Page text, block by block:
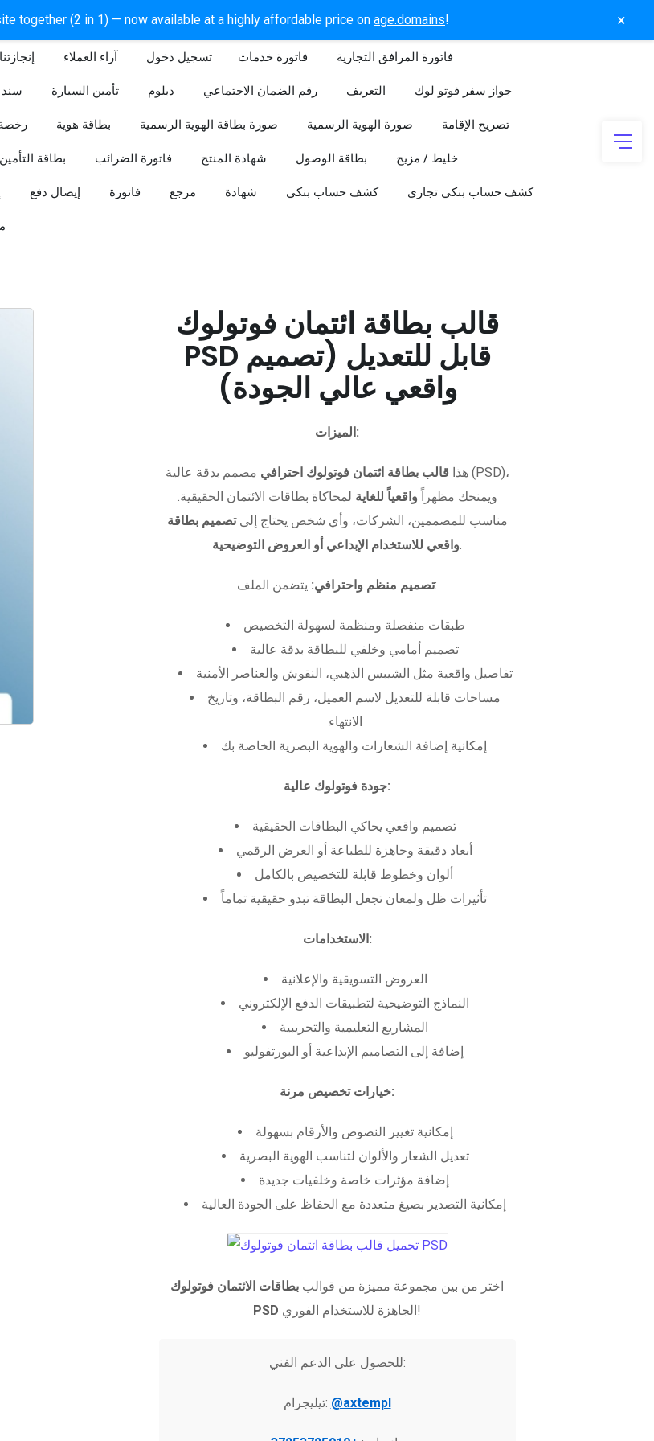
together (2 in 1) — now available at a highly affordable price on age.domains! ×
إنجازتنا آراء العملاء تسجيل دخول​ فاتورة خدمات فاتورة المرافق التجارية
سند تأمين السيارة دبلوم رقم الضمان الاجتماعي التعريف جواز سفر فوتو لوك
رخصة بطاقة هوية صورة بطاقة الهوية الرسمية صورة الهوية الرسمية تصريح الإقامة
بطاقة فاتورة الضرائب شهادة المنتج بطاقة الوصول خليط / مزيج
إيصال دفع فاتورة مرجع شهادة كشف حساب بنكي كشف حساب بنكي تجاري
قالب بطاقة ائتمان فوتولوك
PSD قابل للتعديل (تصميم
واقعي عالي الجودة)
الميزات:
هذا قالب بطاقة ائتمان فوتولوك احترافي مصمم بدقة عالية (PSD)،
ويمنحك مظهراً واقعياً للغاية لمحاكاة بطاقات الائتمان الحقيقية.
مناسب للمصممين، الشركات، وأي شخص يحتاج إلىتصميم بطاقة
واقعي للاستخدام الإبداعي أو العروض التوضيحية.
تصميم منظم واحترافي:يتضمن الملف:
طبقات منفصلة ومنظمة لسهولة التخصيص
تصميم أمامي وخلفي للبطاقة بدقة عالية
تفاصيل واقعية مثل الشيبس الذهبي، النقوش والعناصر الأمنية
مساحات قابلة للتعديل لاسم العميل، رقم البطاقة، وتاريخ
الانتهاء
إمكانية إضافة الشعارات والهوية البصرية الخاصة بك
جودة فوتولوك عالية:
تصميم واقعي يحاكي البطاقات الحقيقية
أبعاد دقيقة وجاهزة للطباعة أو العرض الرقمي
ألوان وخطوط قابلة للتخصيص بالكامل
تأثيرات ظل ولمعان تجعل البطاقة تبدو حقيقية تماماً
الاستخدامات:
العروض التسويقية والإعلانية
النماذج التوضيحية لتطبيقات الدفع الإلكتروني
المشاريع التعليمية والتجريبية
إضافة إلى التصاميم الإبداعية أو البورتفوليو
خيارات تخصيص مرنة:
إمكانية تغيير النصوص والأرقام بسهولة
تعديل الشعار والألوان لتناسب الهوية البصرية
إضافة مؤثرات خاصة وخلفيات جديدة
إمكانية التصدير بصيغ متعددة مع الحفاظ على الجودة العالية
اختر من بين مجموعة مميزة من قوالب بطاقات الائتمان فوتولوك
PSD
الجاهزة للاستخدام الفوري!
للحصول على الدعم الفني:
تيليجرام: @axtempl